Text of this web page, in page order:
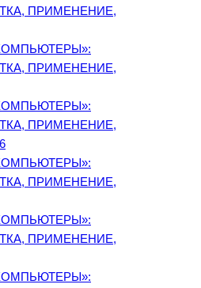
ПРИМЕНЕНИЕ,
ПРИМЕНЕНИЕ,
ПРИМЕНЕНИЕ,
ПРИМЕНЕНИЕ,
ПРИМЕНЕНИЕ,